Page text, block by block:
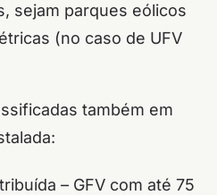
sejam parques eólicos
(no caso de UFV
também em
– GFV com até 75